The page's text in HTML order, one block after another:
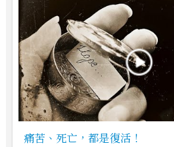
痛苦、死亡，都是復活！